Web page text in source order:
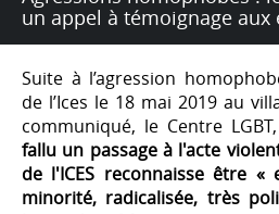
un appel à témoignage aux
Suite à l’agression
de l’Ices le 18 mai 2019 au
communiqué, le Centre
fallu un passage à l'acte
de l'ICES reconnaisse être «
minorité, radicalisée, très